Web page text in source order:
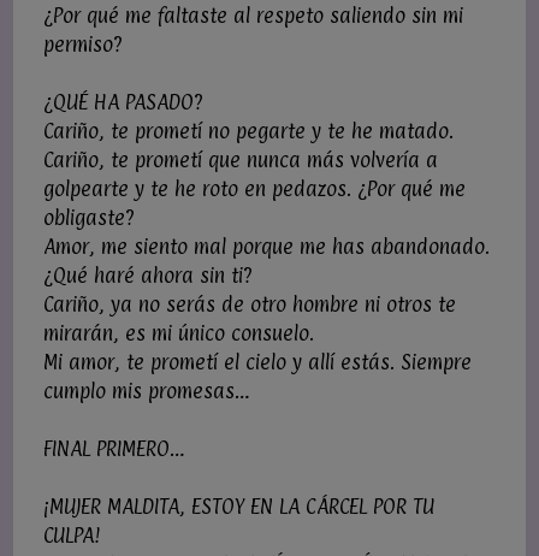
¿Por qué me faltaste al respeto saliendo sin mi
permiso?
¿QUÉ HA PASADO?
Cariño, te prometí no pegarte y te he matado.
Cariño, te prometí que nunca más volvería a
golpearte y te he roto en pedazos. ¿Por qué me
obligaste?
Amor, me siento mal porque me has abandonado.
¿Qué haré ahora sin ti?
Cariño, ya no serás de otro hombre ni otros te
mirarán, es mi único consuelo.
Mi amor, te prometí el cielo y allí estás. Siempre
cumplo mis promesas…
FINAL PRIMERO…
¡MUJER MALDITA, ESTOY EN LA CÁRCEL POR TU
CULPA!